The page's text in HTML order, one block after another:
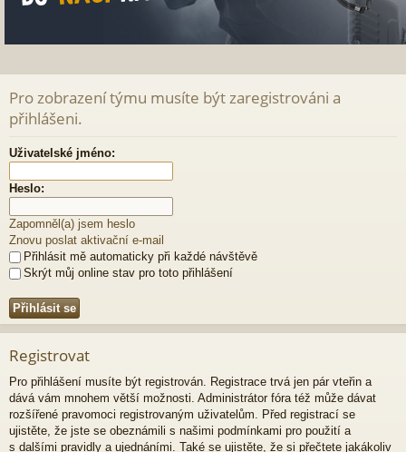
Pro zobrazení týmu musíte být zaregistrováni a
přihlášeni.
Uživatelské jméno:
Heslo:
Zapomněl(a) jsem heslo
Znovu poslat aktivační e-mail
Přihlásit mě automaticky při každé návštěvě
Skrýt můj online stav pro toto přihlášení
Registrovat
Pro přihlášení musíte být registrován. Registrace trvá jen pár vteřin a
dává vám mnohem větší možnosti. Administrátor fóra též může dávat
rozšířené pravomoci registrovaným uživatelům. Před registrací se
ujistěte, že jste se obeznámili s našimi podmínkami pro použití a
s dalšími pravidly a ujednáními. Také se ujistěte, že si přečtete jakákoliv